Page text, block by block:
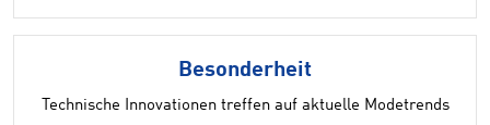
Besonderheit
Technische Innovationen treffen auf aktuelle Modetrends